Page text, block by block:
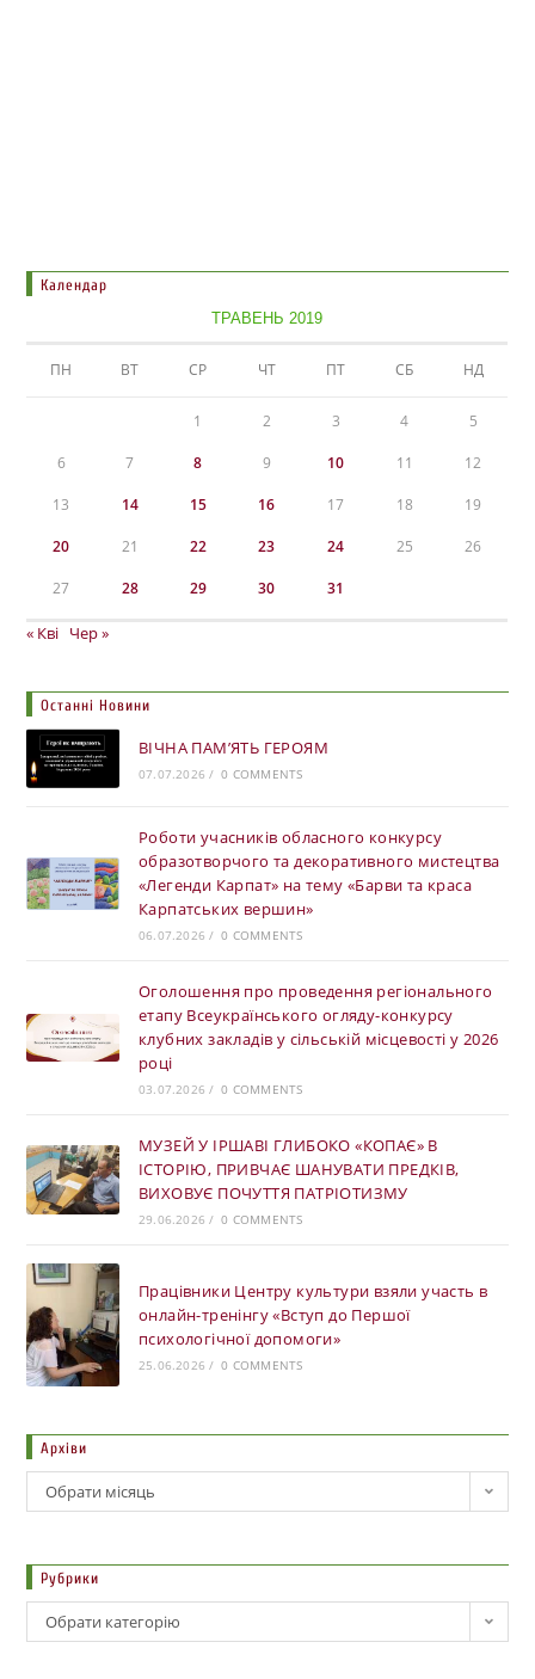
Календар
ТРАВЕНЬ 2019
ПН ВТ СР ЧТ ПТ СБ НД
1 2 3 4 5
6 7 8 9 10 11 12
13 14 15 16 17 18 19
20 21 22 23 24 25 26
27 28 29 30 31
« Кві Чер »
Останні Новини
ВІЧНА ПАМ’ЯТЬ ГЕРОЯМ
07.07.2026 / 0 COMMENTS
Роботи учасників обласного конкурсу
образотворчого та декоративного мистецтва
«Легенди Карпат» на тему «Барви та краса
Карпатських вершин»
06.07.2026 / 0 COMMENTS
Оголошення про проведення регіонального
етапу Всеукраїнського огляду-конкурсу
клубних закладів у сільській місцевості у 2026
році
03.07.2026 / 0 COMMENTS
МУЗЕЙ У ІРШАВІ ГЛИБОКО «КОПАЄ» В
ІСТОРІЮ, ПРИВЧАЄ ШАНУВАТИ ПРЕДКІВ,
ВИХОВУЄ ПОЧУТТЯ ПАТРІОТИЗМУ
29.06.2026 / 0 COMMENTS
Працівники Центру культури взяли участь в
онлайн-тренінгу «Вступ до Першої
психологічної допомоги»
25.06.2026 / 0 COMMENTS
Архіви
Обрати місяць
Рубрики
Обрати категорію